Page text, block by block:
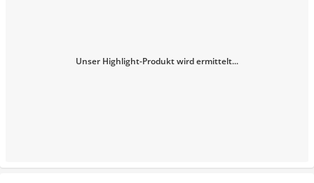
Unser Highlight-Produkt wird ermittelt...